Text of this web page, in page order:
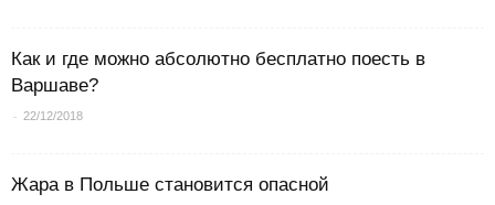
Как и где можно абсолютно бесплатно поесть в
Варшаве?
- 22/12/2018
Жара в Польше становится опасной